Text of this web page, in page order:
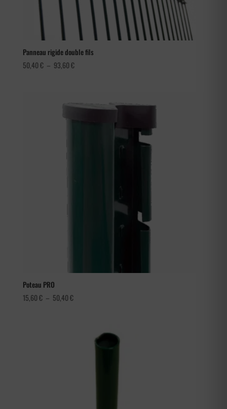
Panneau rigide double fils
50,40€ – 93,60€Plage
Poteau PRO
15,60€ – 50,40€Plage